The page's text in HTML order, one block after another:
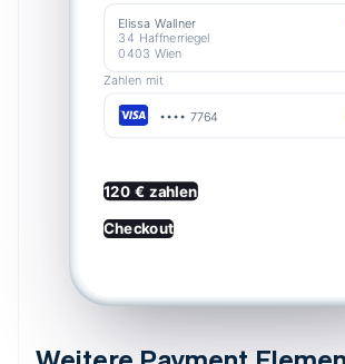
Checkout
Elissa Wallner
34 Haffnerriegel
0403 Wien
Zahlen mit
•••• 7764
120 € zahlen